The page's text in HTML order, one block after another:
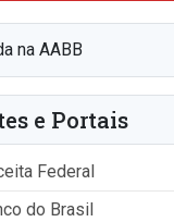
na AABB
e Portais
Federal
do Brasil